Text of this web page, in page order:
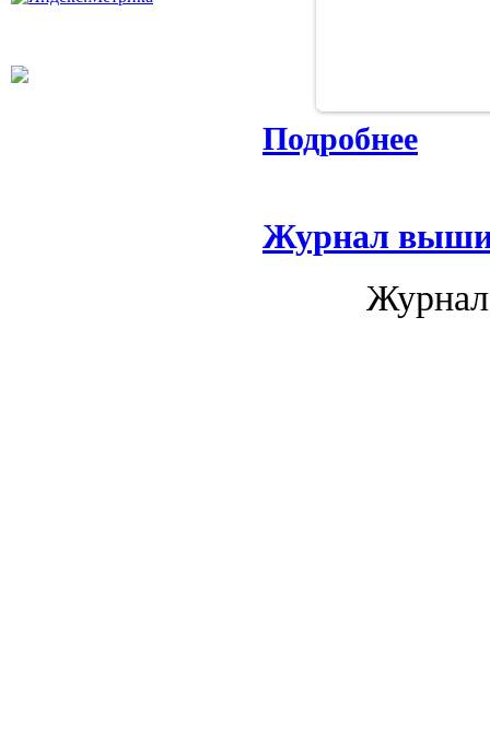
Подробнее
Журнал